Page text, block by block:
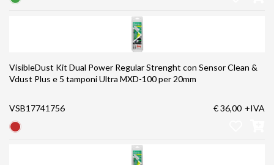
VisibleDust Kit Dual Power Regular Strenght con Sensor Clean &
Vdust Plus e 5 tamponi Ultra MXD-100 per 20mm
VSB17741756 € 36,00 +IVA